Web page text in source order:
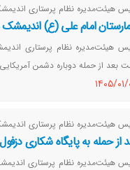
هیئت‌مدیره نظام پرستاری
امام علی (ع)
هیئت‌مدیره نظام پرستاری
بعد از حمله دوباره دشمن
٠١/٠٢
هیئت‌مدیره نظام پرستاری
از حمله به پایگاه شکاری
هیئت‌مدیره نظام پرستاری